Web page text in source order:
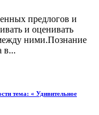
предлогов и
и оценивать
ними.Познание
в...
тема: « Удивительное